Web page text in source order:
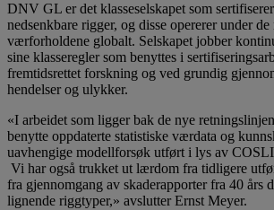
DNV GL er det klasseselskapet som
nedsenkbare rigger, og disse opererer under
værforholdene globalt. Selskapet jobber
sine klasseregler som benyttes i
fremtidsrettet forskning og ved grundig
hendelser og ulykker.
«I arbeidet som ligger bak de nye
benytte oppdaterte statistiske værdata og
uavhengige modellforsøk utført i lys av
Vi har også trukket ut lærdom fra tidligere
fra gjennomgang av skaderapporter fra 40 års
lignende riggtyper,» avslutter Ernst Meyer.